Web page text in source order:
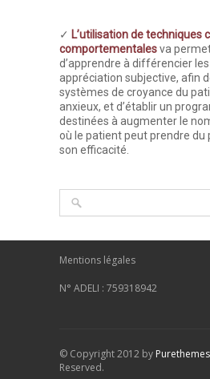
✓ L’utilisation de techniques
comportementalesva
d’apprendre à différencier
appréciation subjective, afin
systèmes de croyance du
anxieux, et d’établir un
destinées à augmenter le
où le patient peut prendre du
son efficacité.
Mentions légales
N° ADELI : 759318942
© Copyright 2012 by
Reserved.